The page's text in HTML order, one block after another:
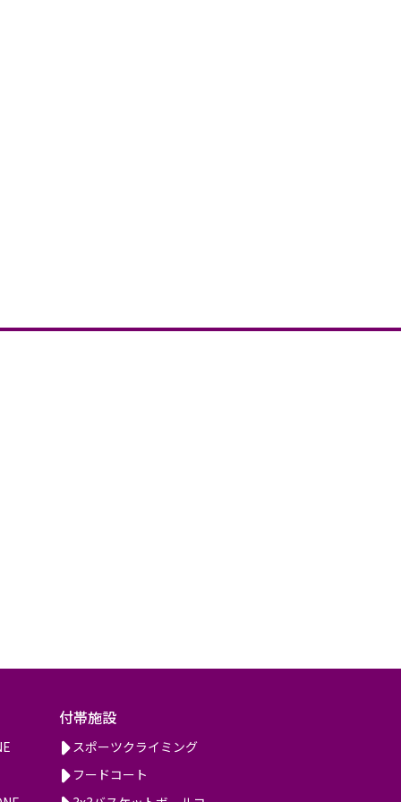
付帯施設
スポーツクライミング
フードコート